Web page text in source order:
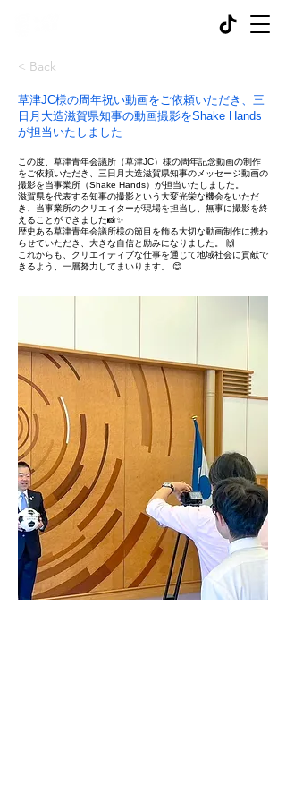
< Back
草津JC様の周年祝い動画をご依頼いただき、三
日月大造滋賀県知事の動画撮影をShake Hands
が担当いたしました
この度、草津青年会議所（草津JC）様の周年記念動画の制作
をご依頼いただき、三日月大造滋賀県知事のメッセージ動画の
撮影を当事業所（Shake Hands）が担当いたしました。
滋賀県を代表する知事の撮影という大変光栄な機会をいただ
き、当事業所のクリエイターが現場を担当し、無事に撮影を終
えることができました📸✨
歴史ある草津青年会議所様の節目を飾る大切な動画制作に携わ
らせていただき、大きな自信と励みになりました。 🙌
これからも、クリエイティブな仕事を通じて地域社会に貢献で
きるよう、一層努力してまいります。 😊